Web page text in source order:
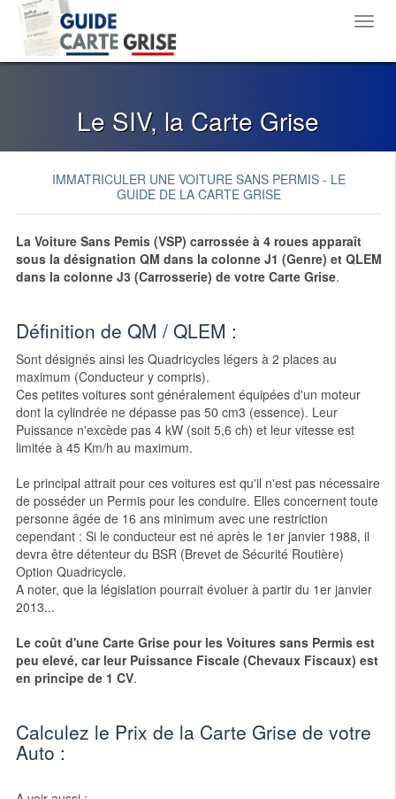
Le SIV, la Carte Grise
IMMATRICULER UNE VOITURE SANS PERMIS - LE
GUIDE DE LA CARTE GRISE
La Voiture Sans Pemis (VSP) carrossée à 4 roues apparaît
sous la désignation QM dans la colonne J1 (Genre) et QLEM
dans la colonne J3 (Carrosserie) de votre Carte Grise.
Définition de QM / QLEM :
Sont désignés ainsi les Quadricycles légers à 2 places au
maximum (Conducteur y compris).
Ces petites voitures sont généralement équipées d'un moteur
dont la cylindrée ne dépasse pas 50 cm3 (essence). Leur
Puissance n'excède pas 4 kW (soit 5,6 ch) et leur vitesse est
limitée à 45 Km/h au maximum.
Le principal attrait pour ces voitures est qu'il n'est pas nécessaire
de posséder un Permis pour les conduire. Elles concernent toute
personne âgée de 16 ans minimum avec une restriction
cependant : Si le conducteur est né après le 1er janvier 1988, il
devra être détenteur du BSR (Brevet de Sécurité Routière)
Option Quadricycle.
A noter, que la législation pourrait évoluer à partir du 1er janvier
2013...
Le coût d'une Carte Grise pour les Voitures sans Permis est
peu elevé, car leur Puissance Fiscale (Chevaux Fiscaux) est
en principe de 1 CV.
Calculez le Prix de la Carte Grise de votre
Auto :